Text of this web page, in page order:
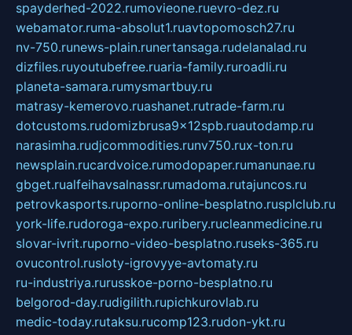
spayderhed-2022.rumovieone.ruevro-dez.ru
webamator.ruma-absolut1.ruavtopomosch27.ru
nv-750.runews-plain.runertansaga.rudelanalad.ru
dizfiles.ruyoutubefree.ruaria-family.ruroadli.ru
planeta-samara.rumysmartbuy.ru
matrasy-kemerovo.ruashanet.rutrade-farm.ru
dotcustoms.rudomizbrusa9x12spb.ruautodamp.ru
narasimha.rudjcommodities.runv750.rux-ton.ru
newsplain.rucardvoice.rumodopaper.rumanunae.ru
gbget.rualfeihavsalnassr.rumadoma.rutajuncos.ru
petrovkasports.ruporno-online-besplatno.rusplclub.ru
york-life.rudoroga-expo.ruribery.rucleanmedicine.ru
slovar-ivrit.ruporno-video-besplatno.ruseks-365.ru
ovucontrol.rusloty-igrovyye-avtomaty.ru
ru-industriya.rurusskoe-porno-besplatno.ru
belgorod-day.rudigilith.rupichkurovlab.ru
medic-today.rutaksu.rucomp123.rudon-ykt.ru